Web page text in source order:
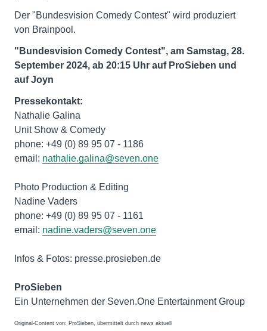
Der "Bundesvision Comedy Contest" wird produziert
von Brainpool.
"Bundesvision Comedy Contest", am Samstag, 28.
September 2024, ab 20:15 Uhr auf ProSieben und
auf Joyn
Pressekontakt:
Nathalie Galina
Unit Show & Comedy
phone: +49 (0) 89 95 07 - 1186
email: nathalie.galina@seven.one
Photo Production & Editing
Nadine Vaders
phone: +49 (0) 89 95 07 - 1161
email: nadine.vaders@seven.one
Infos & Fotos: presse.prosieben.de
ProSieben
Ein Unternehmen der Seven.One Entertainment Group
Original-Content von: ProSieben, übermittelt durch news aktuell